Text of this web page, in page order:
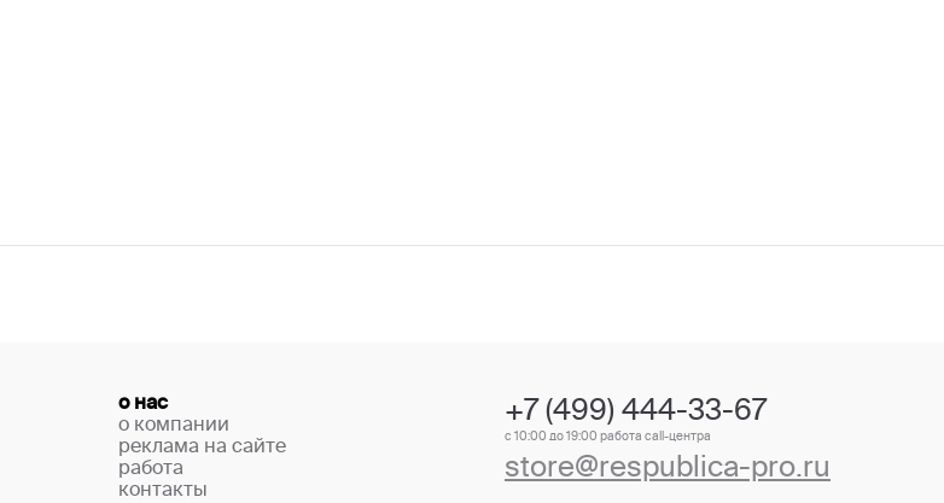
о нас
о компании
реклама на сайте
работа
контакты
+7 (499) 444-33-67
с 10:00 до 19:00 работа call-центра
store@respublica-pro.ru